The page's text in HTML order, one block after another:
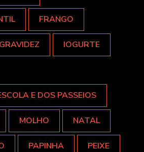
FRANGO
GRAVIDEZ IOGURTE
E DOS PASSEIOS
MOLHO NATAL
PAPINHA PEIXE